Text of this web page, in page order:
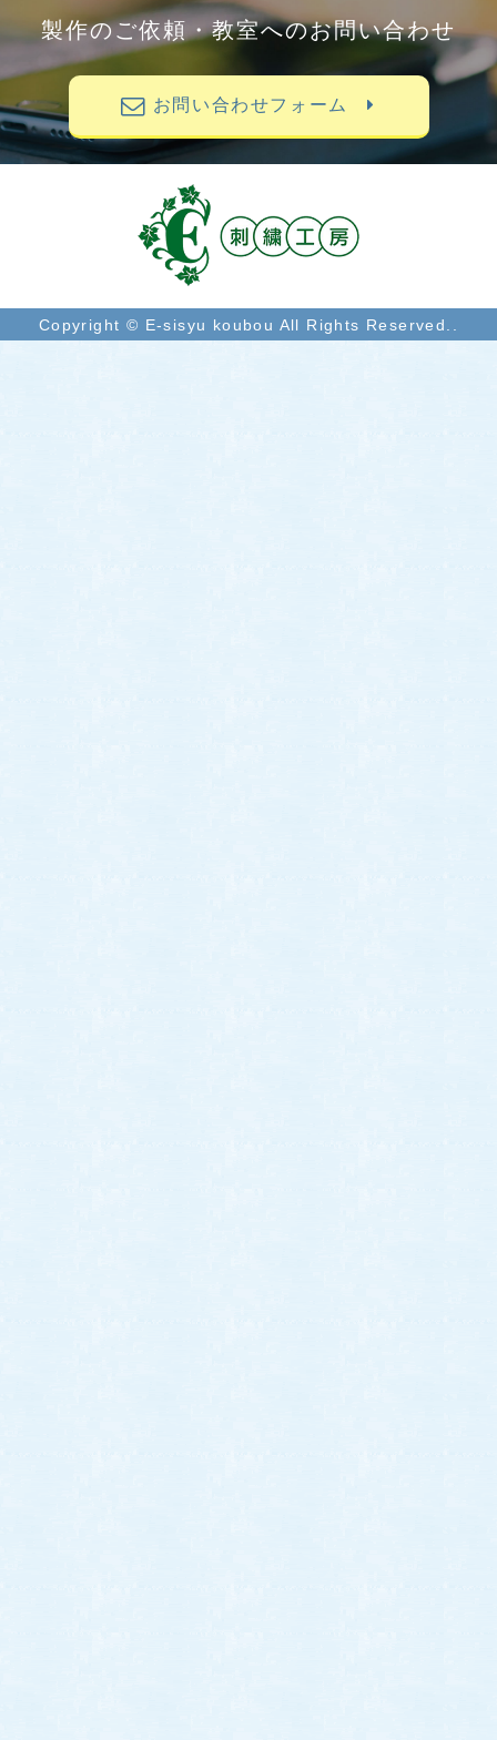
製作のご依頼・教室へのお問い合わせ
お問い合わせフォーム
Copyright © E-sisyu koubou All Rights Reserved..